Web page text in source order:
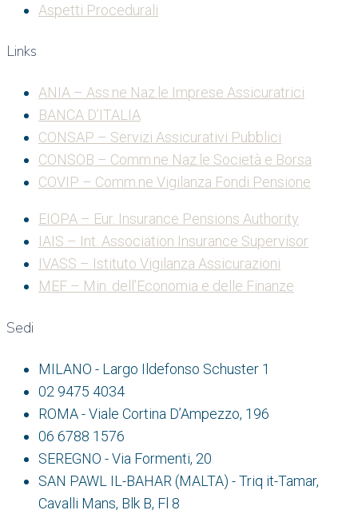
Aspetti Procedurali
Links
ANIA – Ass.ne Naz.le Imprese Assicuratrici
BANCA D’ITALIA
CONSAP – Servizi Assicurativi Pubblici
CONSOB – Comm.ne Naz.le Società e Borsa
COVIP – Comm.ne Vigilanza Fondi Pensione
EIOPA – Eur. Insurance Pensions Authority
IAIS – Int. Association Insurance Supervisor
IVASS – Istituto Vigilanza Assicurazioni
MEF – Min. dell’Economia e delle Finanze
Sedi
MILANO - Largo Ildefonso Schuster 1
02 9475 4034
ROMA - Viale Cortina D’Ampezzo, 196
06 6788 1576
SEREGNO - Via Formenti, 20
SAN PAWL IL-BAHAR (MALTA) - Triq it-Tamar,
Cavalli Mans, Blk B, Fl 8